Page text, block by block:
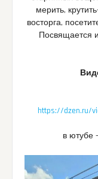
мерить,
восторга,
Посвящается
https://dzen.ru/
в ютубе